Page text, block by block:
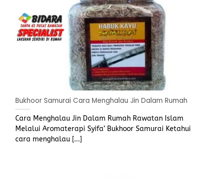
Bukhoor Samurai Cara Menghalau Jin Dalam Rumah
Cara Menghalau Jin Dalam Rumah Rawatan Islam
Melalui Aromaterapi Syifa’ Bukhoor Samurai Ketahui
cara menghalau [...]